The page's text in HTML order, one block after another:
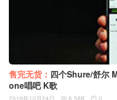
售完无货： 四个Shure/舒尔
one唱吧 K歌
2016年10月24日  6.58K  0